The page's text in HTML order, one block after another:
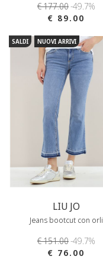
€ 177.00-49.7%
€ 89.00
SALDI NUOVI ARRIVI
LIU JO
Jeans bootcut con orli
€ 151.00-49.7%
€ 76.00